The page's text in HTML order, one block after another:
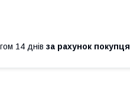
14 днів за рахунок покупця